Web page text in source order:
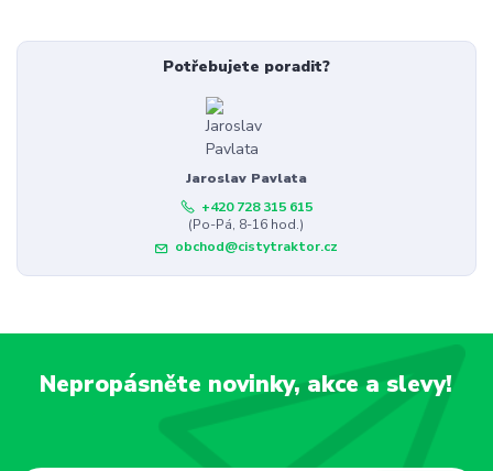
Potřebujete poradit?
Jaroslav Pavlata
+420 728 315 615
(Po-Pá, 8-16 hod.)
obchod@cistytraktor.cz
Nepropásněte novinky, akce a slevy!